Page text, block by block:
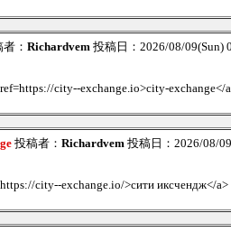
： Richardvem 投稿日：2026/08/09(Sun)
city--exchange.io>city-exchange</
投稿者： Richardvem 投稿日：2026/08/
city--exchange.io/>сити иксчендж</a>